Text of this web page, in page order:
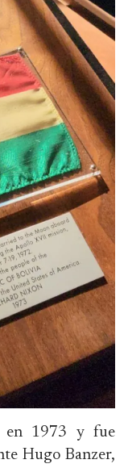
en 1973 y fue
Hugo Banzer,